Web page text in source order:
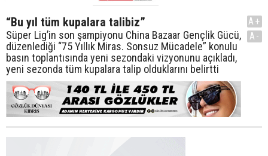
“Bu yıl tüm kupalara talibiz”
Süper Lig’in son şampiyonu China Bazaar Gençlik Gücü,
düzenlediği “75 Yıllık Miras. Sonsuz Mücadele” konulu
basın toplantısında yeni sezondaki vizyonunu açıkladı,
yeni sezonda tüm kupalara talip olduklarını belirtti
A+
A-